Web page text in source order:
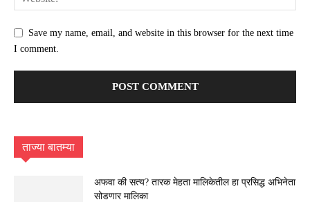
Save my name, email, and website in this browser for the next time
I comment.
ताज्या बातम्या
अफवा की सत्य? तारक मेहता मालिकेतील हा प्रसिद्ध अभिनेता
सोडणार मालिका